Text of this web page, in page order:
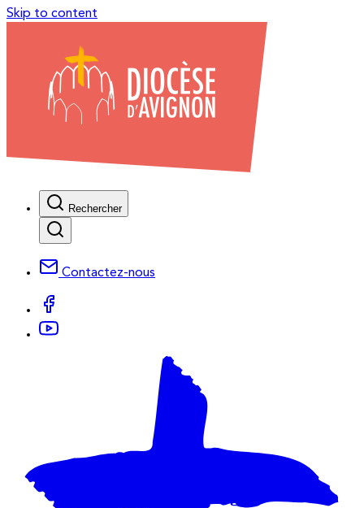
Skip to content
Rechercher
Contactez-nous